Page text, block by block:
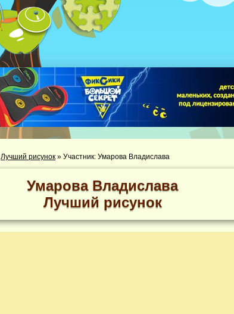
Лучший рисунок » Участник: Умарова Владислава
Умарова Владислава
Лучший рисунок